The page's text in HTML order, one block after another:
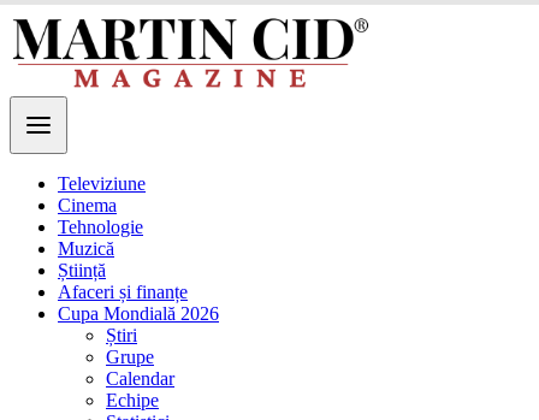
Televiziune
Cinema
Tehnologie
Muzică
Știință
Afaceri și finanțe
Cupa Mondială 2026
Știri
Grupe
Calendar
Echipe